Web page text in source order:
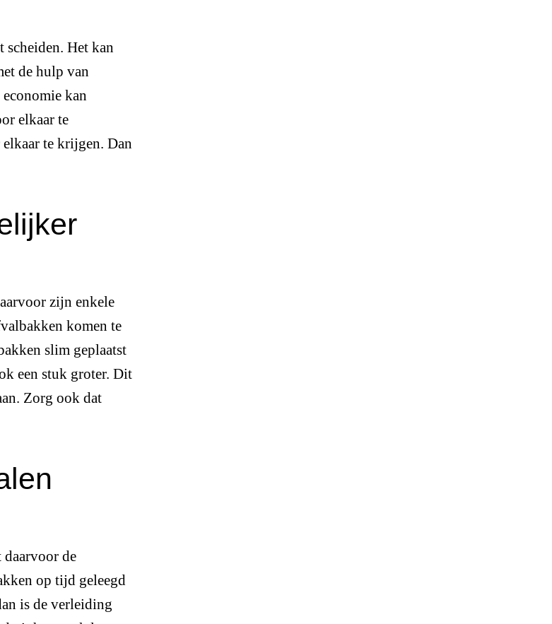
scheiden. Het kan
de hulp van
kan
elkaar te
te krijgen. Dan
zijn enkele
komen te
slim geplaatst
een stuk groter. Dit
Zorg ook dat
daarvoor de
op tijd geleegd
is de verleiding